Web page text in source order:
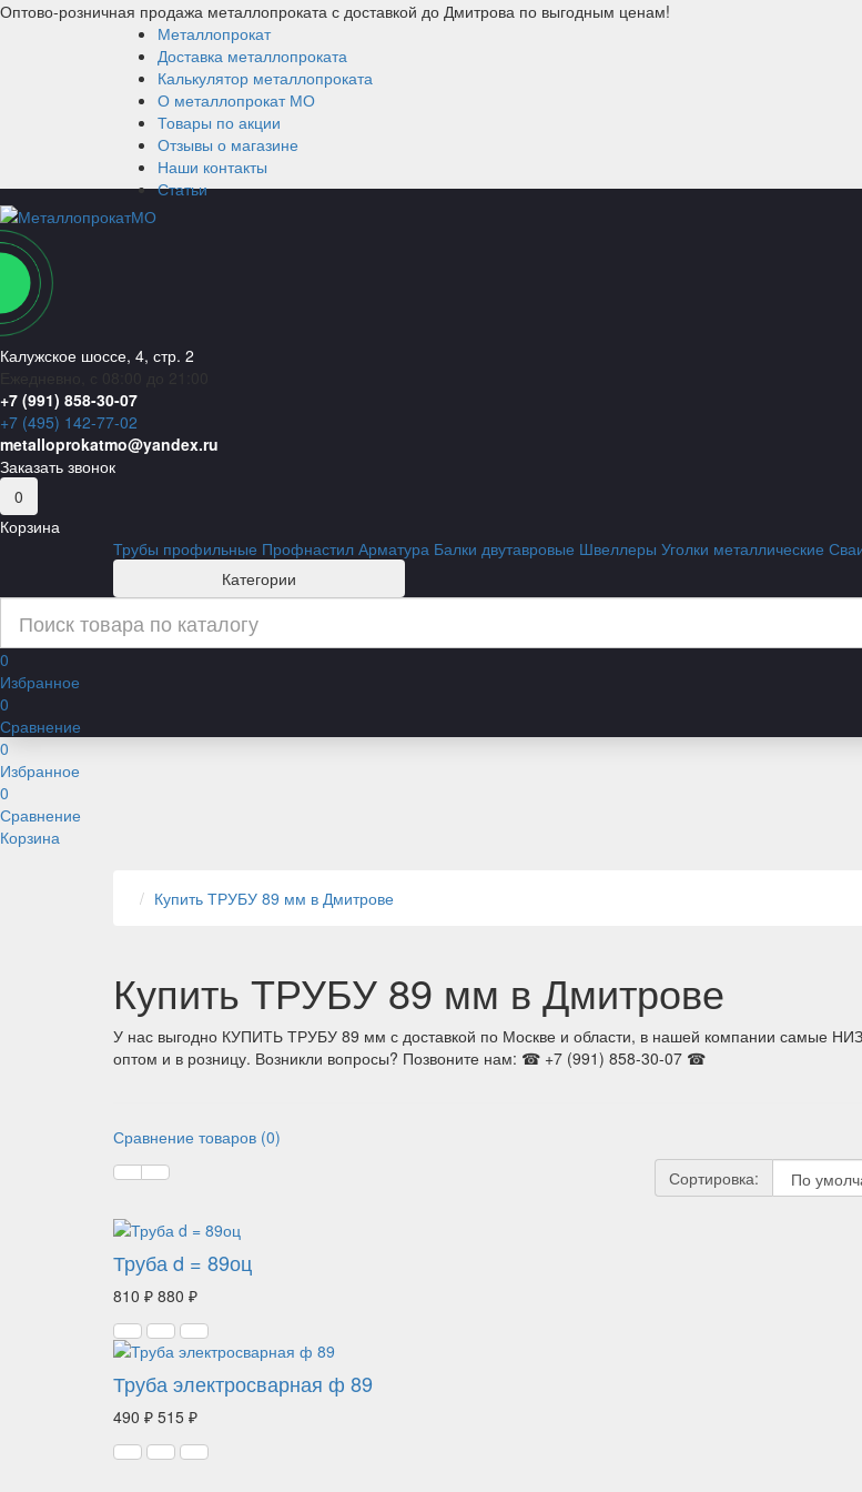
Оптово-розничная продажа металлопроката с доставкой до Дмитрова по выгодным ценам!
Металлопрокат
Доставка металлопроката
Калькулятор металлопроката
О металлопрокат МО
Товары по акции
Отзывы о магазине
Наши контакты
Статьи
Калужское шоссе, 4, стр. 2
+7 (991) 858-30-07
+7 (495) 142-77-02
metalloprokatmo@yandex.ru
Заказать звонок
0
Корзина
Трубы профильные Профнастил Арматура Балки двутавровые Швеллеры Уголки металлические
Категории
0
Избранное
0
Сравнение
0
Избранное
0
Сравнение
Корзина
Купить ТРУБУ 89 мм в Дмитрове
Купить ТРУБУ 89 мм в Дмитрове
У нас выгодно КУПИТЬ ТРУБУ 89 мм с доставкой по Москве и области, в нашей компании самые
оптом и в розницу. Возникли вопросы? Позвоните нам: ☎ +7 (991) 858-30-07 ☎
Сравнение товаров (0)
Сортировка:
Труба d = 89оц
810 ₽ 880 ₽
Труба электросварная ф 89
490 ₽ 515 ₽